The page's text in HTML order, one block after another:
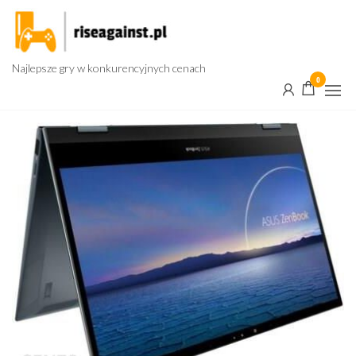
Przejdź
treści
Najlepsze gry w konkurencyjnych cenach
0